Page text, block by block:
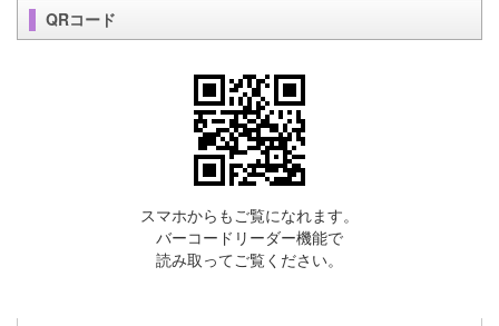
QRコード
スマホからもご覧になれます。
バーコードリーダー機能で
読み取ってご覧ください。